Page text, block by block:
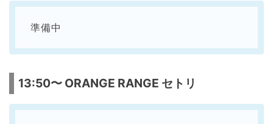
準備中
13:50〜 ORANGE RANGE セトリ